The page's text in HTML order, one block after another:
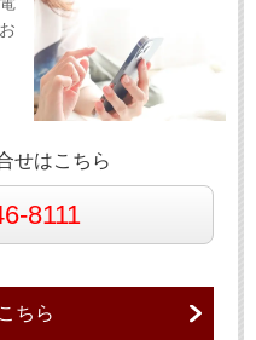
せはこちら
8111
ちら